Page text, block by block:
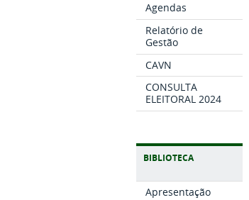
Agendas
Relatório de
Gestão
CAVN
CONSULTA
ELEITORAL 2024
BIBLIOTECA
Apresentação